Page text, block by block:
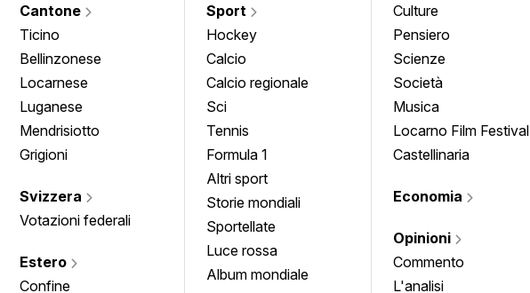
Cantone
Ticino
Bellinzonese
Locarnese
Luganese
Mendrisiotto
Grigioni
Svizzera
Votazioni federali
Estero
Confine
Sport
Hockey
Calcio
Calcio regionale
Sci
Tennis
Formula 1
Altri sport
Storie mondiali
Sportellate
Luce rossa
Album mondiale
Culture
Pensiero
Scienze
Società
Musica
Locarno Film Festival
Castellinaria
Economia
Opinioni
Commento
L'analisi